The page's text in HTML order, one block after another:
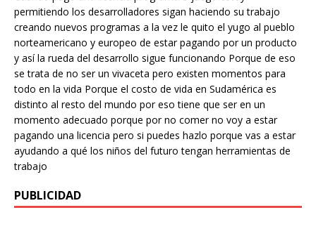
permitiendo los desarrolladores sigan haciendo su trabajo
creando nuevos programas a la vez le quito el yugo al pueblo
norteamericano y europeo de estar pagando por un producto
y así la rueda del desarrollo sigue funcionando Porque de eso
se trata de no ser un vivaceta pero existen momentos para
todo en la vida Porque el costo de vida en Sudamérica es
distinto al resto del mundo por eso tiene que ser en un
momento adecuado porque por no comer no voy a estar
pagando una licencia pero si puedes hazlo porque vas a estar
ayudando a qué los niños del futuro tengan herramientas de
trabajo
PUBLICIDAD